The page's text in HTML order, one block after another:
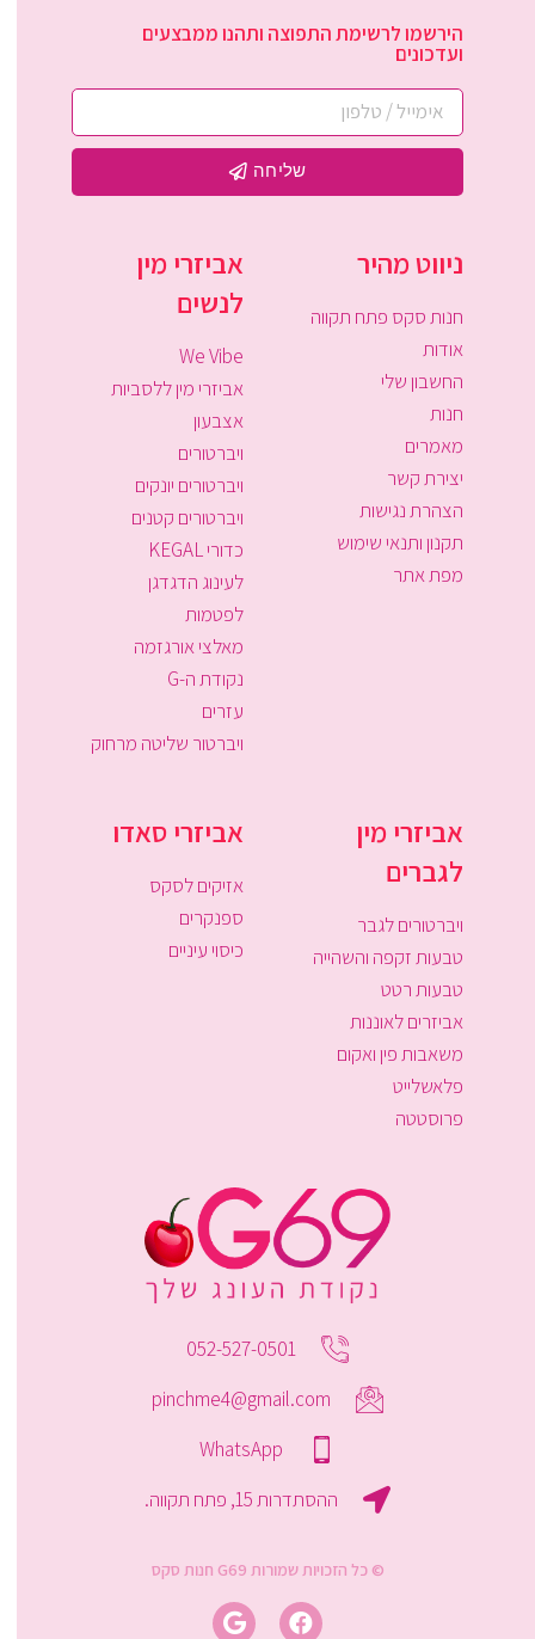
הירשמו לרשימת התפוצה ותהנו ממבצעים
ועדכונים
שליחה
ניווט מהיר
חנות סקס פתח תקווה
אודות
החשבון שלי
חנות
מאמרים
יצירת קשר
הצהרת נגישות
תקנון ותנאי שימוש
מפת אתר
אביזרי מין
לנשים
We Vibe
אביזרי מין ללסביות
אצבעון
ויברטורים
ויברטורים יונקים
ויברטורים קטנים
כדורי KEGAL
לעינוג הדגדגן
לפטמות
מאלצי אורגזמה
נקודת ה-G
עזרים
ויברטור שליטה מרחוק
אביזרי מין
לגברים
ויברטורים לגבר
טבעות זקפה והשהייה
טבעות רטט
אביזרים לאוננות
משאבות פין ואקום
פלאשלייט
פרוסטטה
אביזרי סאדו
אזיקים לסקס
ספנקרים
כיסוי עיניים
052-527-0501
pinchme4@gmail.com
WhatsApp
ההסתדרות 15, פתח תקווה.
© כל הזכויות שמורות G69 חנות סקס